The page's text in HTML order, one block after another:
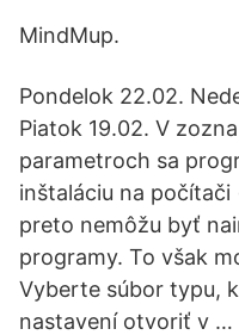
MindMup.
Pondelok 22.02.
Piatok 19.02. V
parametroch sa
inštaláciu na
preto nemôžu byť
programy. To však
Vyberte súbor typu,
nastavení otvoriť v …